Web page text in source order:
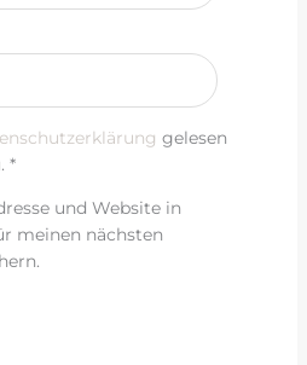
gelesen
*
und Website in
meinen nächsten